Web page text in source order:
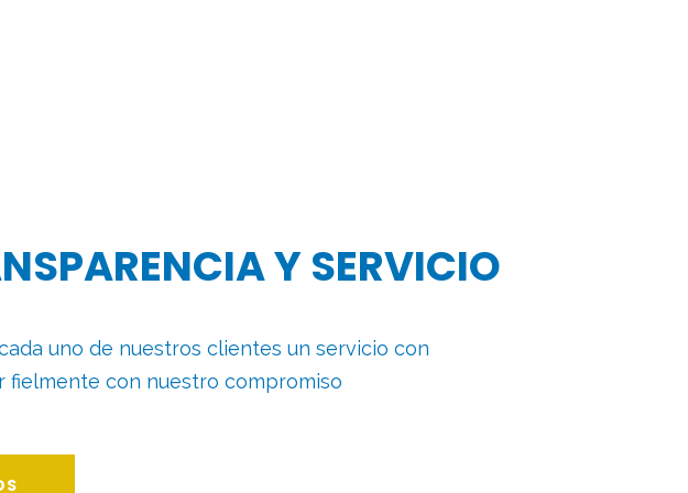
Y SERVICIO
uno de nuestros clientes un servicio con
fielmente con nuestro compromiso